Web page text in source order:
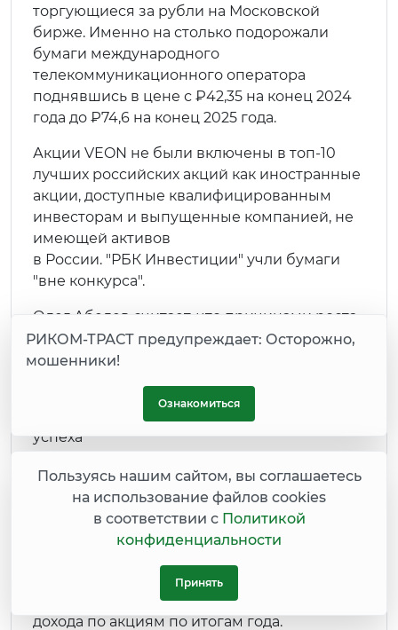
торгующиеся за рубли на Московской
бирже. Именно на столько подорожали
бумаги международного
телекоммуникационного оператора
поднявшись в цене с ₽42,35 на конец 2024
года до ₽74,6 на конец 2025 года.
Акции VEON не были включены в топ-10
лучших российских акций как иностранные
акции, доступные квалифицированным
инвесторам и выпущенные компанией, не
имеющей активов
в России. "РБК Инвестиции" учли бумаги
"вне конкурса".
Олег Абелев считает, что причинами роста
бумаг Veon послужили хорошие результаты
за третий квартал, партнерство со Starlink, а
Дивидендная доходность не всегда залог
успеха
Благодаря дивидендам
акции "Пермэнергосбыта" и "Россетей
Центра и Приволжья" вошли в топ самых
доходных бумаг, даже несмотря на не
далеко не всегда высокая дивидендная
доходность была гарантией значительного
дохода по акциям по итогам года.
РИКОМ-ТРАСТ предупреждает: Осторожно,
мошенники!
Ознакомиться
Пользуясь нашим сайтом, вы соглашаетесь
на использование файлов cookies
в соответствии с Политикой
конфиденциальности
Принять